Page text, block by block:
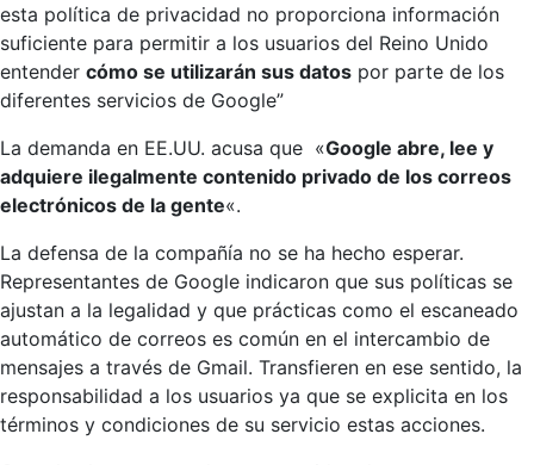
esta política de privacidad no proporciona información
suficiente para permitir a los usuarios del Reino Unido
entender cómo se utilizarán sus datos por parte de los
diferentes servicios de Google”
La demanda en EE.UU. acusa que «Google abre, lee y
adquiere ilegalmente contenido privado de los correos
electrónicos de la gente«.
La defensa de la compañía no se ha hecho esperar.
Representantes de Google indicaron que sus políticas se
ajustan a la legalidad y que prácticas como el escaneado
automático de correos es común en el intercambio de
mensajes a través de Gmail. Transfieren en ese sentido, la
responsabilidad a los usuarios ya que se explicita en los
términos y condiciones de su servicio estas acciones.